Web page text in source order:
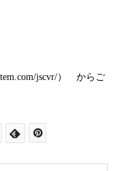
jscvr/） からご